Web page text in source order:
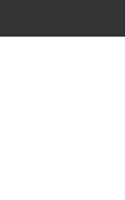
commune de